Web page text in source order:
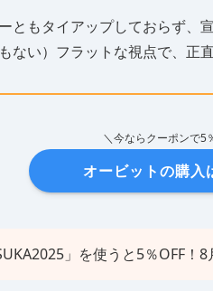
ともタイアップしておらず、
ない）フラットな視点で、正
＼今ならクーポンで5
オービットの購入
」を使うと5％OFF！8